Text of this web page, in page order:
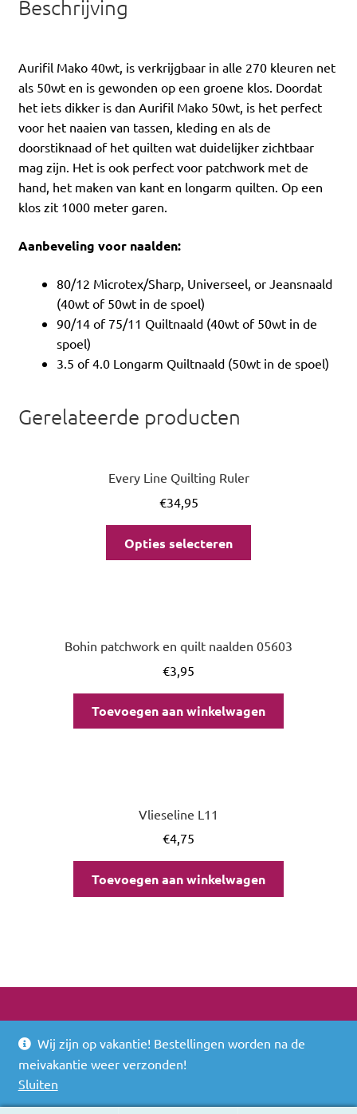
Beschrijving
Aurifil Mako 40wt, is verkrijgbaar in alle 270 kleuren net
als 50wt en is gewonden op een groene klos. Doordat
het iets dikker is dan Aurifil Mako 50wt, is het perfect
voor het naaien van tassen, kleding en als de
doorstiknaad of het quilten wat duidelijker zichtbaar
mag zijn. Het is ook perfect voor patchwork met de
hand, het maken van kant en longarm quilten. Op een
klos zit 1000 meter garen.
Aanbeveling voor naalden:
80/12 Microtex/Sharp, Universeel, or Jeansnaald
(40wt of 50wt in de spoel)
90/14 of 75/11 Quiltnaald (40wt of 50wt in de
spoel)
3.5 of 4.0 Longarm Quiltnaald (50wt in de spoel)
Gerelateerde producten
Every Line Quilting Ruler
€34,95
Opties selecteren
Bohin patchwork en quilt naalden 05603
€3,95
Toevoegen aan winkelwagen
Vlieseline L11
€4,75
Toevoegen aan winkelwagen
© 2026
Built with WooCommerce.
Wij zijn op vakantie! Bestellingen worden na de
meivakantie weer verzonden!
Sluiten